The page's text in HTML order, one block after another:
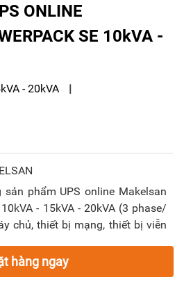
ONLINE
SE 10kVA -
- 20kVA
sản phẩm UPS online Makelsan
- 15kVA - 20kVA (3 phase/
chủ, thiết bị mạng, thiết bị viễn
khu công nghiệp và nhiều ứng
khác...
hàng ngay